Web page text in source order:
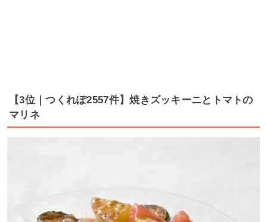
【3位｜つくれぽ2557件】焼きズッキーニとトマトの
マリネ